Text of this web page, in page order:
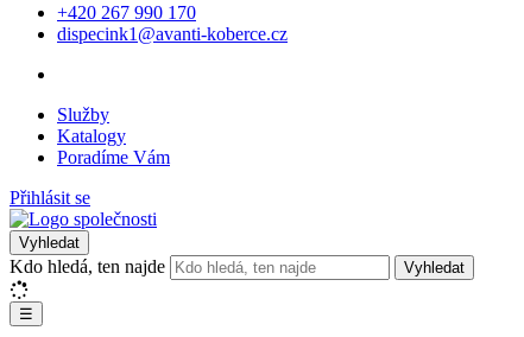
+420 267 990 170
dispecink1@avanti-koberce.cz
Služby
Katalogy
Poradíme Vám
Přihlásit se
Vyhledat
Kdo hledá, ten najde Vyhledat
☰